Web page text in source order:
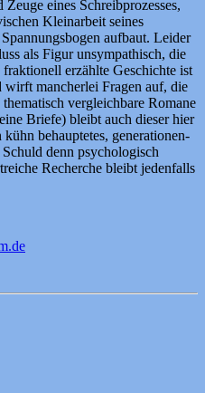
eines Schreibprozesses,
Kleinarbeit seines
aufbaut. Leider
als Figur unsympathisch, die
erzählte Geschichte ist
wirft mancherlei Fragen auf, die
vergleichbare Romane
Briefe) bleibt auch dieser hier
behauptetes, generationen-
denn psychologisch
Recherche bleibt jedenfalls